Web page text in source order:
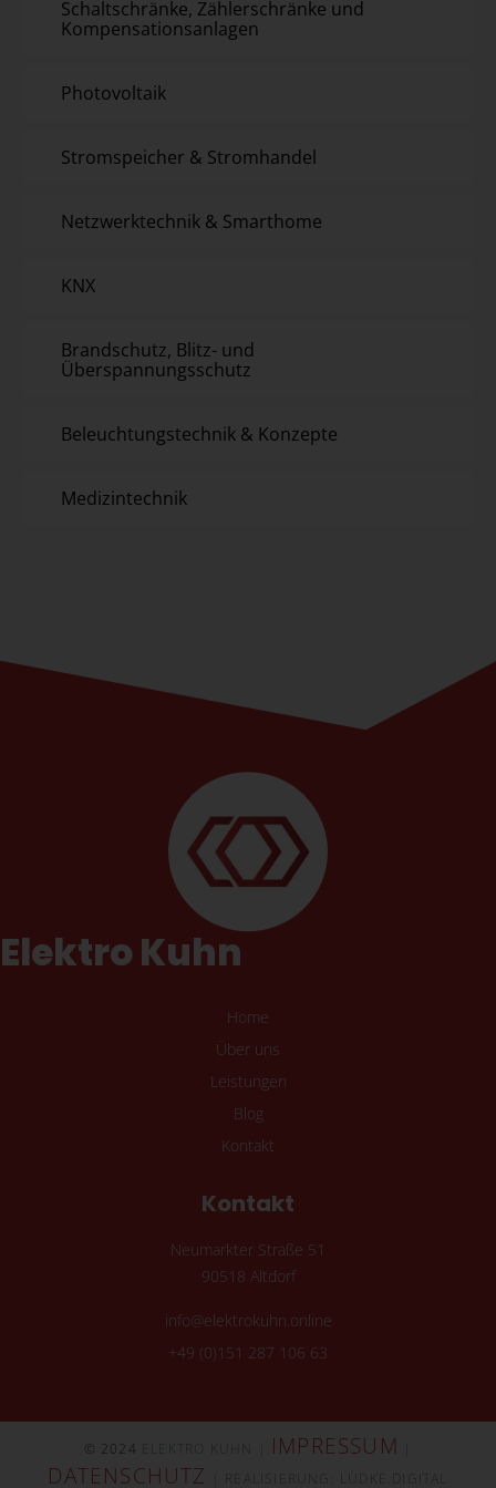
Schaltschränke, Zählerschränke und
Kompensationsanlagen
Photovoltaik
Stromspeicher & Stromhandel
Netzwerktechnik & Smarthome
KNX
Brandschutz, Blitz- und
Überspannungsschutz
Beleuchtungstechnik & Konzepte
Medizintechnik
Elektro Kuhn
Home
Über uns
Leistungen
Blog
Kontakt
Kontakt
Neumarkter Straße 51
90518 Altdorf
info@elektrokuhn.online
+49 (0)151 287 106 63
© 2024 IMPRESSUM
DATENSCHUTZ | REALISIERUNG: LÜDKE.DIGITAL